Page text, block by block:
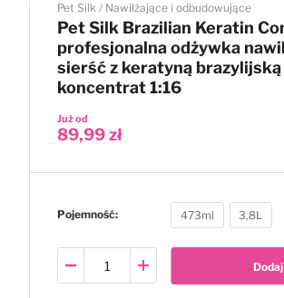
Pet Silk Nawilżające i odbudowujące
Pet Silk Brazilian Keratin
profesjonalna odżywka
sierść z keratyną
koncentrat 1:16
Już od
89,99 zł
Pojemność 473ml 3,8L